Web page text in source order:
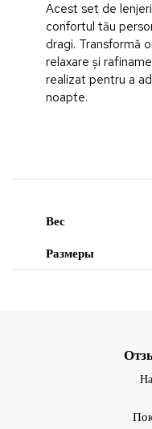
Acest set de
confortul tău
dragi. Transformă
relaxare și
realizat pentru a
noapte.
Вес
Размеры